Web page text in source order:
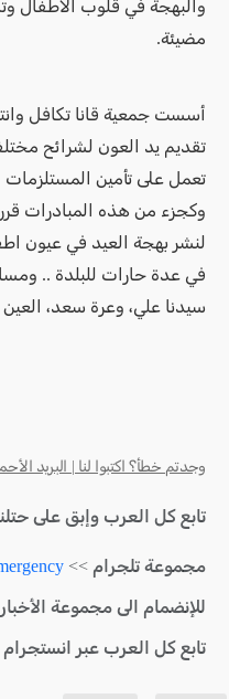
والبهجة في قلوب الاطفال
مضيئة.
أسست جمعية قانا تكافل
تقديم يد العون لشرائح
تعمل على تأمين المستلزمات
وكجزء من هذه المبادرات
لنشر بهجة العيد في عيون
في عدة حارات للبلدة ..
سيدنا علي، وعرة سعد، العين
وجدتم خطأ؟ اكتبوا لنا | البريد
تابع كل العرب وإبق على
مجموعة تلجرام >>
للإنضمام الى مجموعة
تابع كل العرب عبر